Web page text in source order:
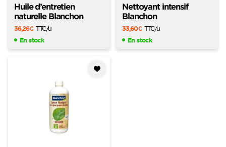
Huile d’entretien
naturelle Blanchon
36,26€ TTC/u
En stock
Nettoyant intensif
Blanchon
33,60€ TTC/u
En stock
à mes